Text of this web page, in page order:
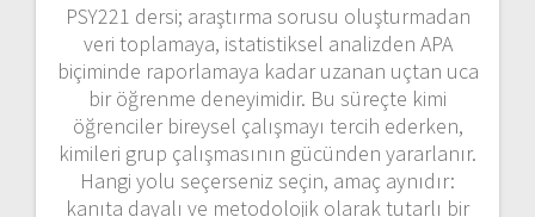
PSY221 dersi; araştırma sorusu oluşturmadan
veri toplamaya, istatistiksel analizden APA
biçiminde raporlamaya kadar uzanan uçtan uca
bir öğrenme deneyimidir. Bu süreçte kimi
öğrenciler bireysel çalışmayı tercih ederken,
kimileri grup çalışmasının gücünden yararlanır.
Hangi yolu seçerseniz seçin, amaç aynıdır:
kanıta dayalı ve metodolojik olarak tutarlı bir